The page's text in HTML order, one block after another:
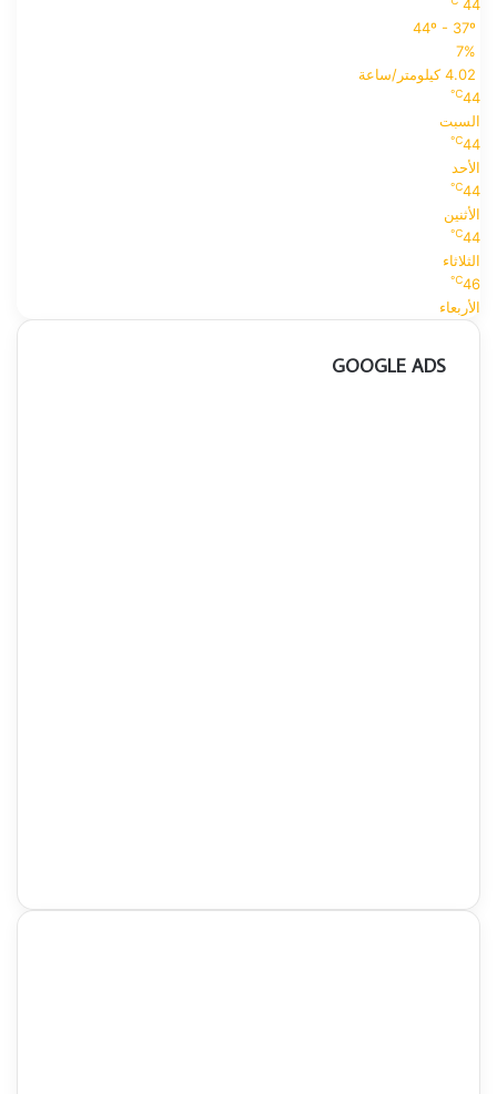
44
7%
4.02 كيلومتر/ساعة
44
℃
السبت
44
℃
الأحد
44
℃
الأثنين
44
℃
الثلاثاء
46
℃
الأربعاء
GOOGLE ADS